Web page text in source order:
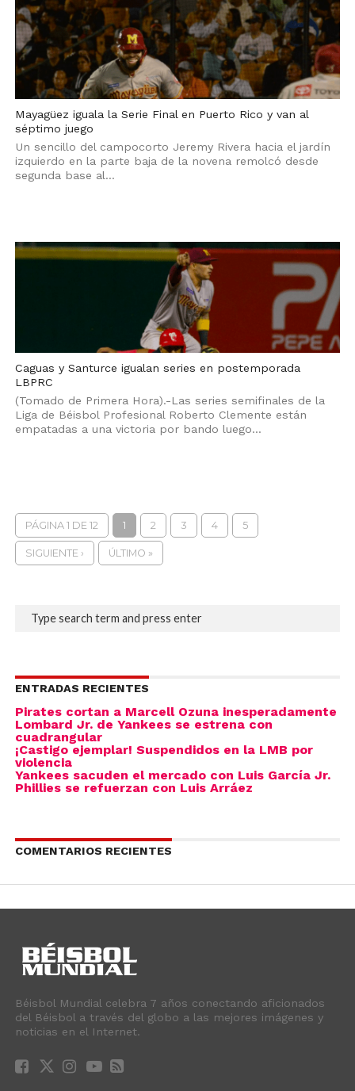
Mayagüez iguala la Serie Final en Puerto Rico y van al
séptimo juego
Un sencillo del campocorto Jeremy Rivera hacia el jardín
izquierdo en la parte baja de la novena remolcó desde
segunda base al...
Caguas y Santurce igualan series en postemporada
LBPRC
(Tomado de Primera Hora).-Las series semifinales de la
Liga de Béisbol Profesional Roberto Clemente están
empatadas a una victoria por bando luego...
PÁGINA 1 DE 12 1 2 3 4 5
SIGUIENTE › ÚLTIMO »
ENTRADAS RECIENTES
Pirates cortan a Marcell Ozuna inesperadamente
Lombard Jr. de Yankees se estrena con
cuadrangular
¡Castigo ejemplar! Suspendidos en la LMB por
violencia
Yankees sacuden el mercado con Luis García Jr.
Phillies se refuerzan con Luis Arráez
COMENTARIOS RECIENTES
Béisbol Mundial celebra 7 años conectando aficionados
del Béisbol a través del globo a las mejores imágenes y
noticias en el Internet.